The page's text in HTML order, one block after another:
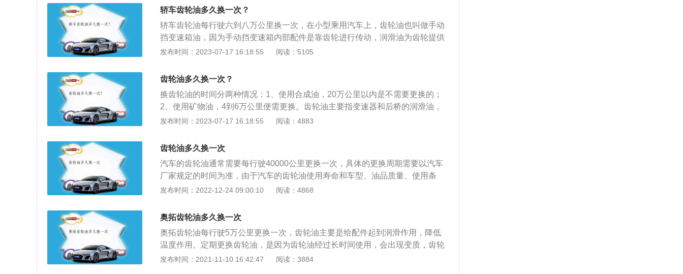
行驶迅速，广泛用于巡逻、客货运输等，也用作体育运动器械。摩托车分为街
车、公路赛摩托车、越野摩托车、巡航车、旅行车等。
轿车齿轮油多久换一次？
轿车齿轮油每行驶六到八万公里换一次，在小型乘用汽车上，齿轮油也叫做手动
挡变速箱油，因为手动挡变速箱内部配件是靠齿轮进行传动，润滑油为齿轮提供
润滑。齿轮油是一种较高的粘度润滑油，专供保护传输动力零件，通常是伴随着
的油膜，即具有高的油性，使传动机件之间维持有韧性的边界油层。齿轮油还应
具有良好的粘温特性，以保证动力传动机构的摩擦损耗较小，提高传动效率。
发布时间：2023-07-17 16:18:55 阅读：5105
齿轮油多久换一次？
换齿轮油的时间分两种情况：1、使用合成油，20万公里以内是不需要更换的；
2、使用矿物油，4到6万公里便需更换。齿轮油主要指变速器和后桥的润滑油，
主要起润滑齿轮和轴承、防止磨损和锈蚀、帮助齿轮散热等作用。变速箱油久未
老化、衰变，增加汽车油耗、缩短变速器的使用寿命；3、使变速器中的油品颗
粒化、阻塞油路、拉伤阀体、影响系统油压和动力传输；4、使变速器出现反应
迟缓、换挡冲击等现象。
发布时间：2023-07-17 16:18:55 阅读：4883
齿轮油多久换一次
汽车的齿轮油通常需要每行驶40000公里更换一次，具体的更换周期需要以汽车
厂家规定的时间为准，由于汽车的齿轮油使用寿命和车型、油品质量、使用条
件、驾驶习惯等有关系。如今的齿轮油主要有两种类型，一种是合成油，一种是
而矿物油就不一样了，矿物油就需要2-3年或者是4-6万公里就需要更换了。不一
样类型的变速箱和驱动桥使用的粘度标号也不一样，小型乘用车需要用75w-90的
粘度标号，大型货车和驱动桥需要用80w-90的粘度标号。齿轮油应具备良好的抗
磨、耐负荷性能和合适的粘度，此外，还应具备良好的热氧化安定性、抗泡性、
水分离性能和防锈性能。齿轮油的分类我国车辆齿轮油的旧分类是依照原苏联标
发布时间：2022-12-24 09:00:10 阅读：4868
奥拓齿轮油多久换一次
奥拓齿轮油每行驶5万公里更换一次，齿轮油主要是给配件起到润滑作用，降低
温度作用。定期更换齿轮油，是因为齿轮油经过长时间使用，会出现变质，齿轮
油变质后，无法再起到润滑降温作用，会损伤到零部件。齿轮油需要定期更换，
发布时间：2021-11-10 16:42:47 阅读：3884